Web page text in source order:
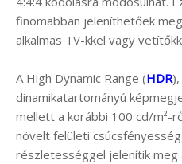
finomabban jeleníthetőek
alkalmas TV-kkel vagy
A High Dynamic Range (HDR
dinamikatartományú
mellett a korábbi 100 cd/m²-
növelt felületi
részletességgel jelenítik meg